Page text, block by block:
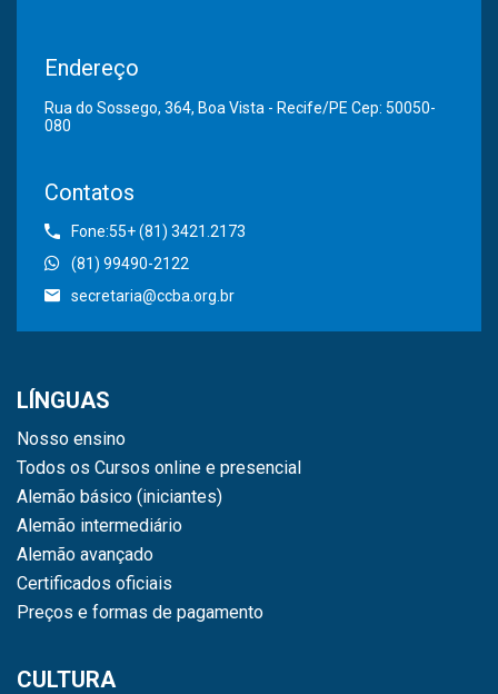
Endereço
Rua do Sossego, 364, Boa Vista - Recife/PE Cep: 50050-
080
Contatos
Fone:55+ (81) 3421.2173
(81) 99490-2122
secretaria@ccba.org.br
LÍNGUAS
Nosso ensino
Todos os Cursos online e presencial
Alemão básico (iniciantes)
Alemão intermediário
Alemão avançado
Certificados oficiais
Preços e formas de pagamento
CULTURA